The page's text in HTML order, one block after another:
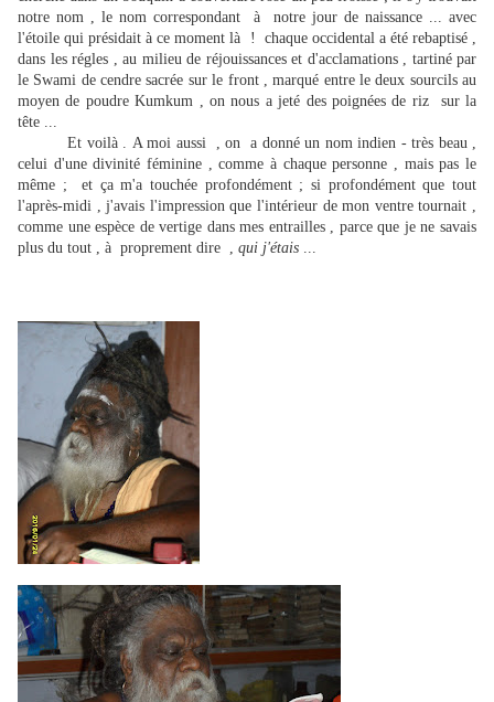
notre nom , le nom correspondant à notre jour de naissance ... avec
l'étoile qui présidait à ce moment là ! chaque occidental a été rebaptisé ,
dans les régles , au milieu de réjouissances et d'acclamations , tartiné par
le Swami de cendre sacrée sur le front , marqué entre le deux sourcils au
moyen de poudre Kumkum , on nous a jeté des poignées de riz sur la
tête ...
Et voilà . A moi aussi , on a donné un nom indien - très beau ,
celui d'une divinité féminine , comme à chaque personne , mais pas le
même ; et ça m'a touchée profondément ; si profondément que tout
l'après-midi , j'avais l'impression que l'intérieur de mon ventre tournait ,
comme une espèce de vertige dans mes entrailles , parce que je ne savais
plus du tout , à proprement dire , qui j'étais ...